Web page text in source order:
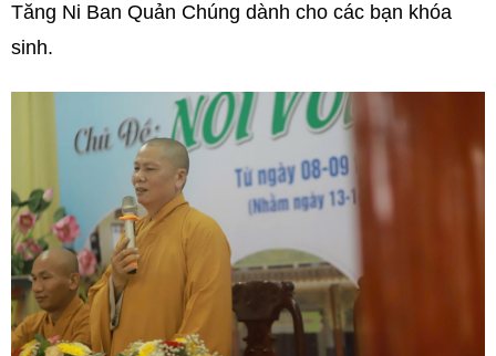
Tăng Ni Ban Quản Chúng dành cho các bạn khóa
sinh.